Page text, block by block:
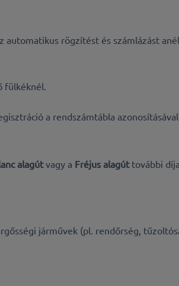
rögzítést és számlázást
fülkéknél.
a rendszámtábla
alagútvagy a Fréjus alagúttovábbi
járművek (pl. rendőrség,